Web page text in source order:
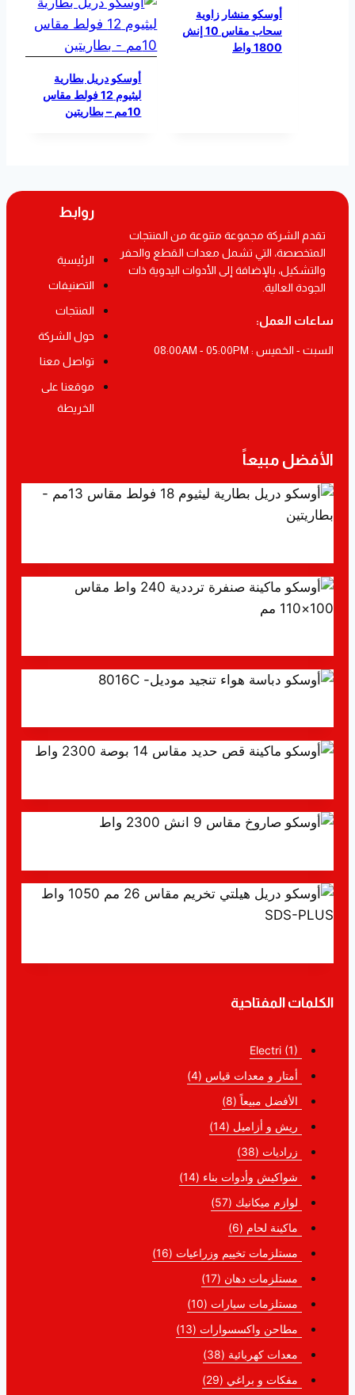
أوسكو منشار زاوية
سحاب مقاس 10 إنش
1800 واط
أوسكو دريل بطارية
ليثيوم 12 فولط مقاس
10مم – بطاريتين
تقدم الشركة مجموعة متنوعة من المنتجات
المتخصصة، التي تشمل معدات القطع والحفر
والتشكيل، بالإضافة إلى الأدوات اليدوية ذات
الجودة العالية.
ساعات العمل:
السبت - الخميس : 08:00AM - 05:00PM
روابط
الرئيسية
التصنيفات
المنتجات
حول الشركة
تواصل معنا
موقعنا على
الخريطة
الأفضل مبيعاً
الكلمات المفتاحية
Electri (1)
أمتار و معدات قياس (4)
الأفضل مبيعاً (8)
ريش و أزاميل (14)
زراديات (38)
شواكيش وأدوات بناء (14)
لوازم ميكانيك (57)
ماكينة لحام (6)
مستلزمات تخييم وزراعيات (16)
مستلزمات دهان (17)
مستلزمات سيارات (10)
مطاحن واكسسوارات (13)
معدات كهربائية (38)
مفكات و براغي (29)